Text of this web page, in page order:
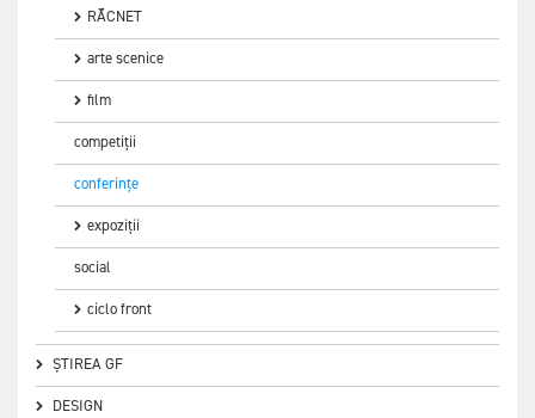
RĂCNET
arte scenice
film
competiții
conferințe
expoziții
social
ciclo front
ȘTIREA GF
DESIGN